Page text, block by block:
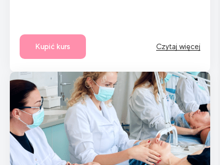
Kupić kurs Czytaj więcej